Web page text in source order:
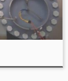
First Coal